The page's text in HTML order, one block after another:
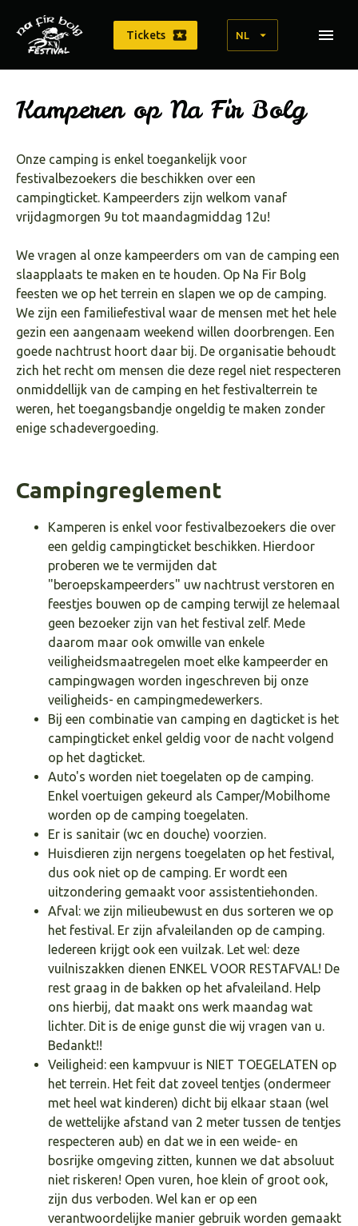
Tickets NL
Kamperen op Na Fir Bolg
Onze camping is enkel toegankelijk voor
festivalbezoekers die beschikken over een
campingticket. Kampeerders zijn welkom vanaf
vrijdagmorgen 9u tot maandagmiddag 12u!
We vragen al onze kampeerders om van de camping een
slaapplaats te maken en te houden. Op Na Fir Bolg
feesten we op het terrein en slapen we op de camping.
We zijn een familiefestival waar de mensen met het hele
gezin een aangenaam weekend willen doorbrengen. Een
goede nachtrust hoort daar bij. De organisatie behoudt
zich het recht om mensen die deze regel niet respecteren
onmiddellijk van de camping en het festivalterrein te
weren, het toegangsbandje ongeldig te maken zonder
enige schadevergoeding.
Campingreglement
Kamperen is enkel voor festivalbezoekers die over
een geldig campingticket beschikken. Hierdoor
proberen we te vermijden dat
"beroepskampeerders" uw nachtrust verstoren en
feestjes bouwen op de camping terwijl ze helemaal
geen bezoeker zijn van het festival zelf. Mede
daarom maar ook omwille van enkele
veiligheidsmaatregelen moet elke kampeerder en
campingwagen worden ingeschreven bij onze
veiligheids- en campingmedewerkers.
Bij een combinatie van camping en dagticket is het
campingticket enkel geldig voor de nacht volgend
op het dagticket.
Auto's worden niet toegelaten op de camping.
Enkel voertuigen gekeurd als Camper/Mobilhome
worden op de camping toegelaten.
Er is sanitair (wc en douche) voorzien.
Huisdieren zijn nergens toegelaten op het festival,
dus ook niet op de camping. Er wordt een
uitzondering gemaakt voor assistentiehonden.
Afval: we zijn milieubewust en dus sorteren we op
het festival. Er zijn afvaleilanden op de camping.
Iedereen krijgt ook een vuilzak. Let wel: deze
vuilniszakken dienen ENKEL VOOR RESTAFVAL! De
rest graag in de bakken op het afvaleiland. Help
ons hierbij, dat maakt ons werk maandag wat
lichter. Dit is de enige gunst die wij vragen van u.
Bedankt!!
Veiligheid: een kampvuur is NIET TOEGELATEN op
het terrein. Het feit dat zoveel tentjes (ondermeer
met heel wat kinderen) dicht bij elkaar staan (wel
de wettelijke afstand van 2 meter tussen de tentjes
respecteren aub) en dat we in een weide- en
bosrijke omgeving zitten, kunnen we dat absoluut
niet riskeren! Open vuren, hoe klein of groot ook,
zijn dus verboden. Wel kan er op een
verantwoordelijke manier gebruik worden gemaakt